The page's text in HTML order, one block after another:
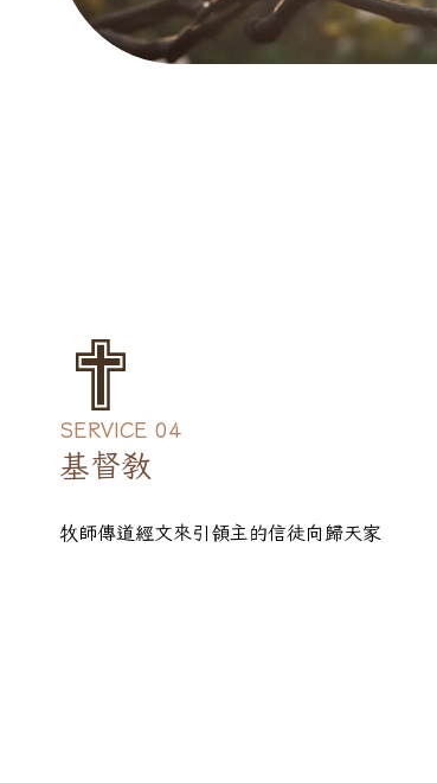
SERVICE 04
基督教
牧師傳道經文來引領主的信徒向歸天家